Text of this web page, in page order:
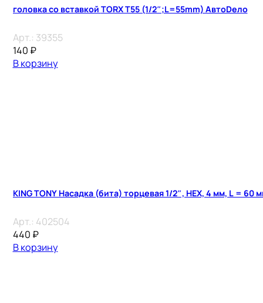
головка со вставкой TORX T55 (1/2″;L=55mm) АвтоDело
Арт.: 39355
140 ₽
В корзину
KING TONY Насадка (бита) торцевая 1/2″, HEX, 4 мм, L = 60
Арт.: 402504
440 ₽
В корзину